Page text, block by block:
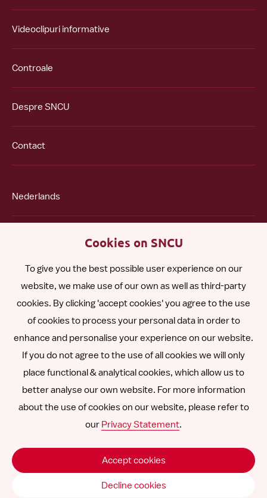
Videoclipuri informative
Controale
Despre SNCU
Contact
Nederlands
Español
Other languages
Follow
on
LinkedIn
Follow
on
Follow
on
Follow
us
on
YouTube
Follow
us
on
Vimeo
SNCU ©
Cookies on SNCU
To give you the best possible user experience on our
website, we make use of our own as well as third-party
cookies. By clicking 'accept cookies' you agree to the use
of cookies to process your personal data in order to
enhance and personalise your experience on our website.
If you do not agree to the use of all cookies we will only
place functional & analytical cookies, which allow us to
better analyse our own website. For more information
about the use of cookies on our website, please refer to
our Privacy Statement.
Accept cookies
Decline cookies